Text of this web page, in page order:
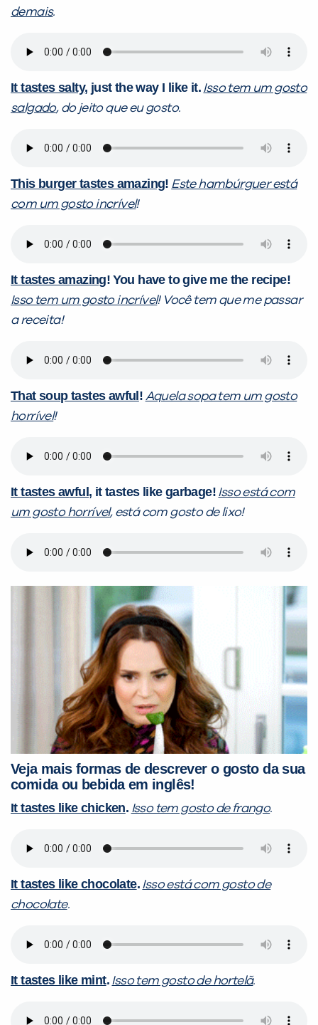
demais.
It tastes salty, just the way I like it. Isso tem um gosto
salgado, do jeito que eu gosto.
This burger tastes amazing! Este hambúrguer está
com um gosto incrível!
It tastes amazing! You have to give me the recipe!
Isso tem um gosto incrível! Você tem que me passar
a receita!
That soup tastes awful ! Aquela sopa tem um gosto
horrível!
It tastes awful , it tastes like garbage! Isso está com
um gosto horrível, está com gosto de lixo!
Veja mais formas de descrever o gosto da sua
comida ou bebida em inglês!
It tastes like chicken. Isso tem gosto de frango.
It tastes like chocolate. Isso está com gosto de
chocolate.
It tastes like mint. Isso tem gosto de hortelã.